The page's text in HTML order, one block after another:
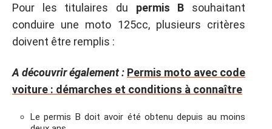
Pour les titulaires du permis B souhaitant
conduire une moto 125cc, plusieurs critères
doivent être remplis :
A découvrir également : Permis moto avec code
voiture : démarches et conditions à connaître
Le permis B doit avoir été obtenu depuis au moins